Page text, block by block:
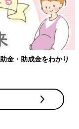
金・助成金をわかり